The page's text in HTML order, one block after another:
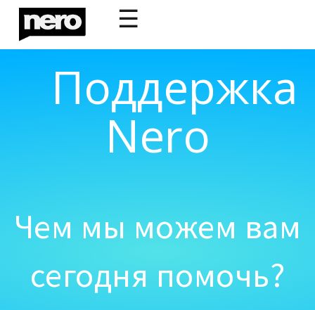
☰
Поддержка
Nero
Чем мы можем вам
сегодня помочь?